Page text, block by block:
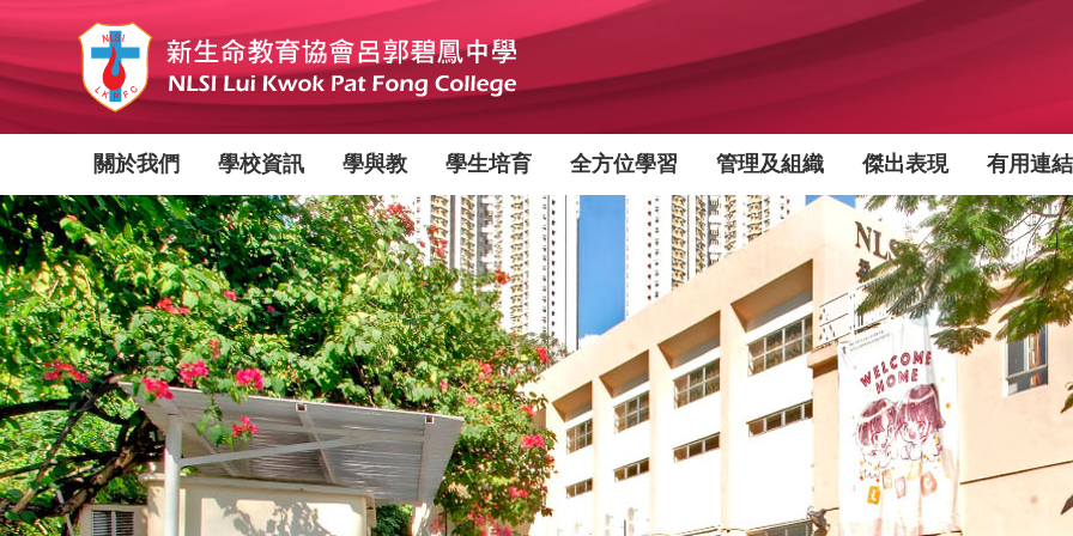
至
主
navigation
關於我們 學校資訊 學與教 學生培育 全方位學習 管理及組織 傑出表現 有用連結